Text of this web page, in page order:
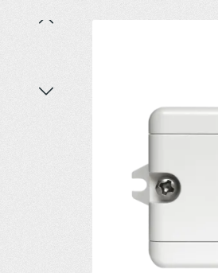
Bildergalerie überspringen